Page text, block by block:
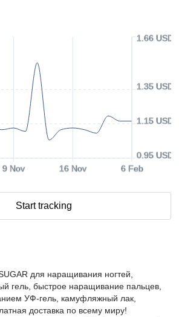
9 Nov 16 Nov 6 Feb
0.95 USD
1.15 USD
1.35 USD
1.66 USD
Start tracking
для наращивания ногтей,
гель, быстрое наращивание пальцев,
УФ-гель, камуфляжный лак,
доставка по всему миру!